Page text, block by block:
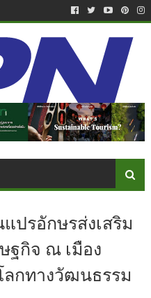
ปรอักษรส่งเสริม
ฐกิจ ณ เมือง
กทางวัฒนธรรม